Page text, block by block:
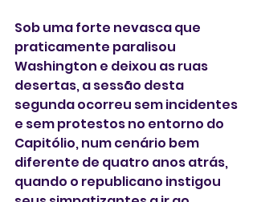
Sob uma forte nevasca que
praticamente paralisou
Washington e deixou as ruas
desertas, a sessão desta
segunda ocorreu sem incidentes
e sem protestos no entorno do
Capitólio, num cenário bem
diferente de quatro anos atrás,
quando o republicano instigou